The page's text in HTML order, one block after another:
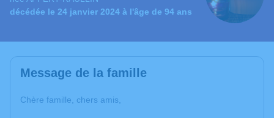
décédée le 24 janvier 2024 à l'âge de 94 ans
Message de la famille
Chère famille, chers amis,